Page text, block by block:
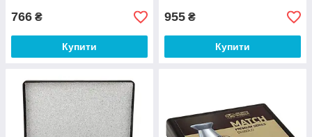
766 ₴
Купити
955 ₴
Купити